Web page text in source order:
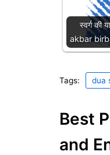
स्वर्ग की
akbar
Tags: dua
Best
and